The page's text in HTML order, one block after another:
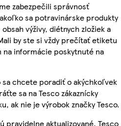
zabezpečili správnosť
sa potravinárske produkty
výživy, diétnych zložiek a
by ste si vždy prečítať etiketu
na informácie poskytnuté na
sa chcete poradiť o akýchkoľvek
sa na Tesco zákaznícky
ak nie je výrobok značky Tesco.
pravidelne aktualizované, Tesco